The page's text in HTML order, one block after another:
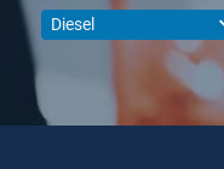
Diesel